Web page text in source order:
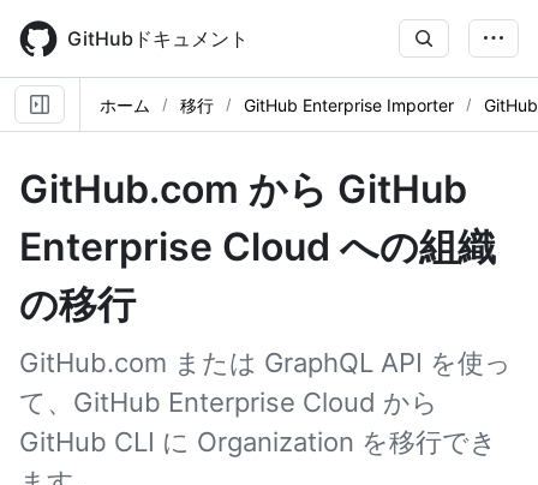
main
content
GitHubドキュメント
ホーム 移行 GitHub Enterprise Importer
GitHub.com から GitHub
Enterprise Cloud への組織
の移行
GitHub.com または GraphQL API を使っ
て、GitHub Enterprise Cloud から
GitHub CLI に Organization を移行でき